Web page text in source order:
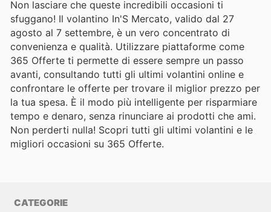
Non lasciare che queste incredibili occasioni ti
sfuggano! Il volantino In'S Mercato, valido dal 27
agosto al 7 settembre, è un vero concentrato di
convenienza e qualità. Utilizzare piattaforme come
365 Offerte ti permette di essere sempre un passo
avanti, consultando tutti gli ultimi volantini online e
confrontare le offerte per trovare il miglior prezzo per
la tua spesa. È il modo più intelligente per risparmiare
tempo e denaro, senza rinunciare ai prodotti che ami.
Non perderti nulla! Scopri tutti gli ultimi volantini e le
migliori occasioni su 365 Offerte.
CATEGORIE